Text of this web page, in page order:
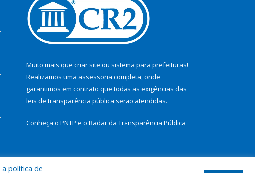
Muito mais que criar site ou sistema para prefeituras!
Realizamos uma assessoria completa, onde
garantimos em contrato que todas as exigências das
leis de transparência pública serão atendidas.
Conheça o PNTP e o Radar da Transparência Pública
política de